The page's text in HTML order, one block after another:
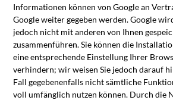
Informationen können von Google an
Google weiter gegeben werden. Google
jedoch nicht mit anderen von Ihnen
zusammenführen. Sie können die
eine entsprechende Einstellung Ihrer
verhindern; wir weisen Sie jedoch darauf
Fall gegebenenfalls nicht sämtliche
voll umfänglich nutzen können. Durch die